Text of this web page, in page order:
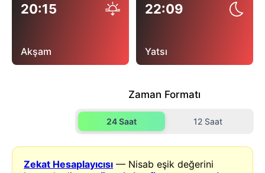
20:15
Akşam
22:09
Yatsı
Zaman Formatı
24 Saat 12 Saat
Zekat Hesaplayıcısı — Nisab eşik değerini